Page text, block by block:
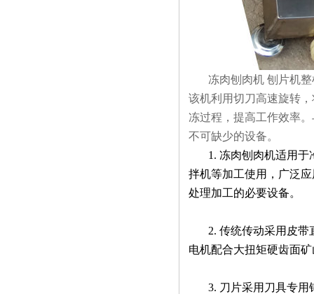
冻肉刨肉机 刨片机
该机利用切刀高速旋转
冻过程，提高工作效率
不可缺少的设备。
1. 冻肉刨肉机适用于
拌机等加工使用，广泛
处理加工的必要设备。
2. 传统传动采用皮带
电机配合大扭矩硬齿面
3. 刀片采用刀具专